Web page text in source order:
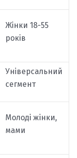
Жінки 18-55
років
Універсальний
сегмент
Молоді жінки,
мами